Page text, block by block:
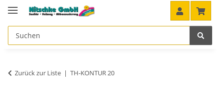
Zurück zur Liste TH-KONTUR 20